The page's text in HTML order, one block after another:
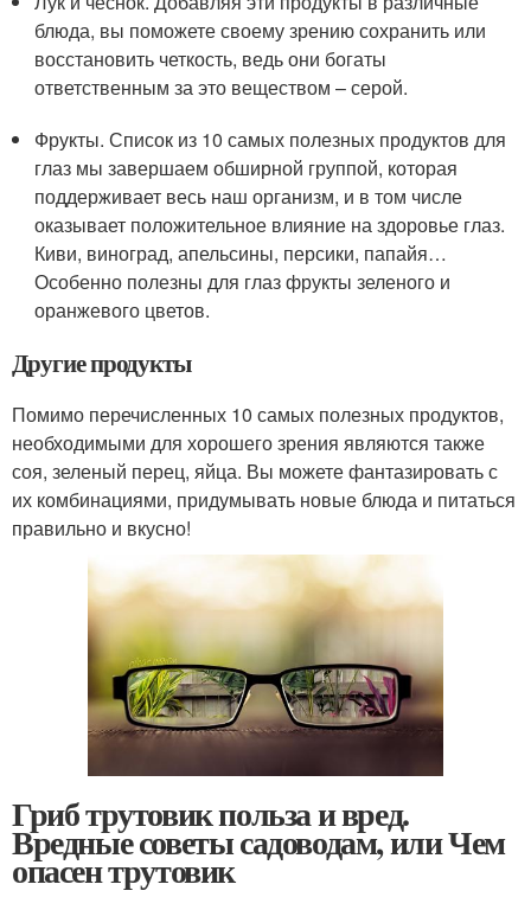
блюда, вы поможете своему зрению сохранить или
восстановить четкость, ведь они богаты
ответственным за это веществом – серой.
Фрукты. Список из 10 самых полезных продуктов для
глаз мы завершаем обширной группой, которая
поддерживает весь наш организм, и в том числе
оказывает положительное влияние на здоровье глаз.
Киви, виноград, апельсины, персики, папайя…
Особенно полезны для глаз фрукты зеленого и
оранжевого цветов.
Другие продукты
Помимо перечисленных 10 самых полезных продуктов,
необходимыми для хорошего зрения являются также
соя, зеленый перец, яйца. Вы можете фантазировать с
их комбинациями, придумывать новые блюда и питаться
правильно и вкусно!
Гриб трутовик польза и вред.
Вредные советы садоводам, или Чем
опасен трутовик